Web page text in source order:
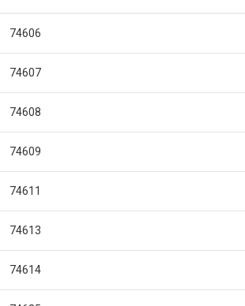
74606
74607
74608
74609
74611
74613
74614